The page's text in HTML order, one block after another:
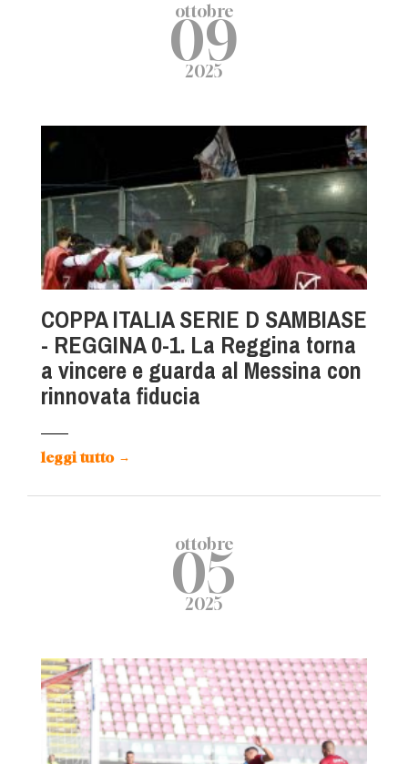
ottobre
09
2025
COPPA ITALIA SERIE D SAMBIASE
- REGGINA 0-1. La Reggina torna
a vincere e guarda al Messina con
rinnovata fiducia
leggi tutto →
ottobre
05
2025